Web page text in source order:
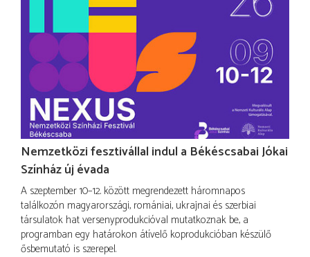
Nemzetközi fesztivállal indul a Békéscsabai Jókai
Színház új évada
A szeptember 10–12. között megrendezett háromnapos
találkozón magyarországi, romániai, ukrajnai és szerbiai
társulatok hat versenyprodukcióval mutatkoznak be, a
programban egy határokon átívelő koprodukcióban készülő
ősbemutató is szerepel.